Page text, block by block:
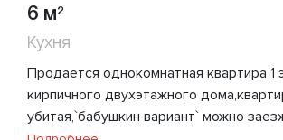
6 м2
Кухня
Продается однокомнатная квартира 1
кирпичного двухэтажного
убитая,`бабушкин вариант` можно